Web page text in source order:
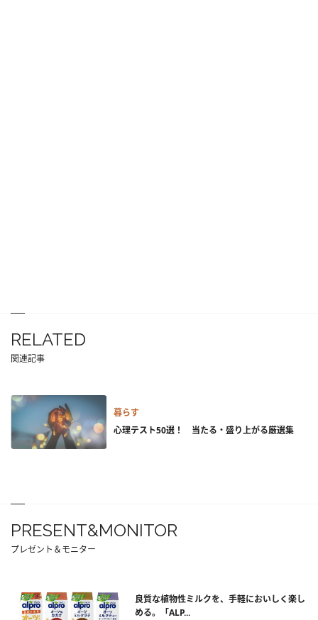
RELATED
関連記事
暮らす
心理テスト50選！ 当たる・盛り上がる厳選集
PRESENT&MONITOR
プレゼント＆モニター
良質な植物性ミルクを、手軽においしく楽し
める。「ALP...